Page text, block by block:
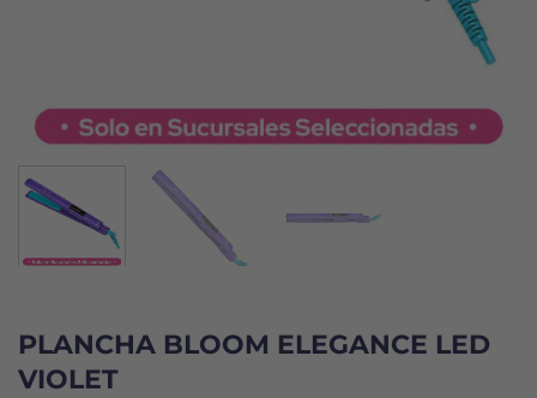
PLANCHA BLOOM ELEGANCE LED
VIOLET